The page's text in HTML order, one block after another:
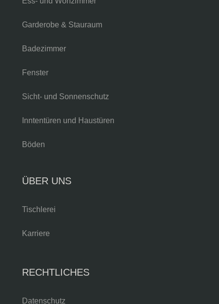
Garderobe & Stauraum
Badezimmer
Fenster
Sicht- und Sonnenschutz
Inntentüren und Haustüren
Böden
ÜBER UNS
Tischlerei
Karriere
RECHTLICHES
Datenschutz